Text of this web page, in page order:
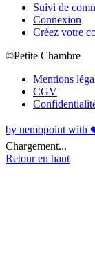
Suivi de
Connexion
Créez votre
©Petite Chambre
Mentions
CGV
by nemopoint with
Chargement...
Retour en haut